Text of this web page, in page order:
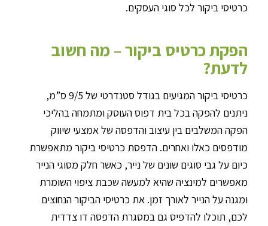
כרטיסי ביקור לכל סוגי העסקים.
הפקת כרטיס ביקור – מה חשוב
לדעת?
כרטיסי ביקור המגיעים בגודל סטנדרטי של 9/5 ס”מ,
ניתנים להפקה בכל בית דפוס העוסק ומתמחה בהליכי
הפקה המשלבים בין עיצוב והדפסה של אמצעי שיווק
מודפסים כאלו ואחרים. הדפסת כרטיסי ביקור מתאפשרת
כיום על גבי סוגים שונים של נייר, כאשר חלק מסוגי הנייר
מאפשרים למינציה שהיא למעשה שכבת ציפוי השומרת
ומגנה על הנייר לאורך זמן. את כרטיסי הביקור הנחוצים
לכם, תוכלו להדפיס גם במסגרת הדפסה דו צדדית